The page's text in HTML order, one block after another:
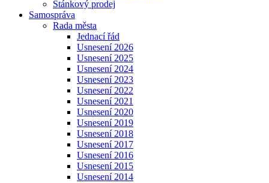
Stánkový prodej
Samospráva
Rada města
Jednací řád
Usnesení 2026
Usnesení 2025
Usnesení 2024
Usnesení 2023
Usnesení 2022
Usnesení 2021
Usnesení 2020
Usnesení 2019
Usnesení 2018
Usnesení 2017
Usnesení 2016
Usnesení 2015
Usnesení 2014